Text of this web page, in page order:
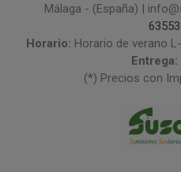
Málaga - (España) |
Horario: Horario de verano
Entrega:
(*) Precios con